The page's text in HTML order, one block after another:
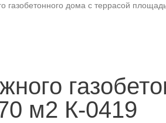
газобетонного дома с террасой
м2 К-0419